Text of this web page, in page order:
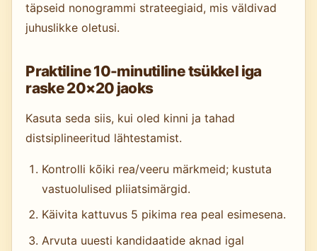
täpseid nonogrammi strateegiaid, mis väldivad
juhuslikke oletusi.
Praktiline 10-minutiline tsükkel iga
raske 20×20 jaoks
Kasuta seda siis, kui oled kinni ja tahad
distsiplineeritud lähtestamist.
Kontrolli kõiki rea/veeru märkmeid; kustuta
vastuolulised pliiatsimärgid.
Käivita kattuvus 5 pikima rea peal esimesena.
Arvuta uuesti kandidaatide aknad igal